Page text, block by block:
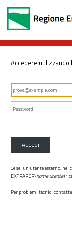
Accedere utilizzando
Accedi
Se sei un utente esterno, nel
EXTRARER\nome utente
Per problemi tecnici contatta